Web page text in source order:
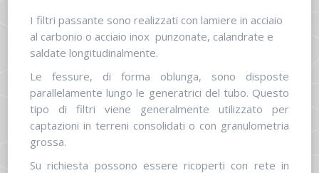
I filtri passante sono realizzati con lamiere in acciaio
al carbonio o acciaio inox punzonate, calandrate e
saldate longitudinalmente.
Le fessure, di forma oblunga, sono disposte
parallelamente lungo le generatrici del tubo. Questo
tipo di filtri viene generalmente utilizzato per
captazioni in terreni consolidati o con granulometria
grossa.
Su richiesta possono essere ricoperti con rete in